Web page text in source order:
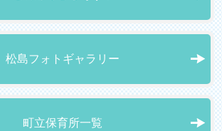
松島フォトギャラリー
町立保育所一覧